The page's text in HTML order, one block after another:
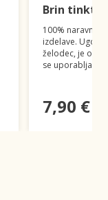
Brin
100% naravna
izdelave.
želodec, je
se uporablja pri
7,90 €